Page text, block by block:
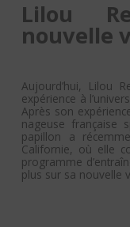
Lilou
nouvelle
Aujourd’hui, Lilou
expérience à
Après son
nageuse française
papillon a
Californie, où elle
programme
plus sur sa nouvelle